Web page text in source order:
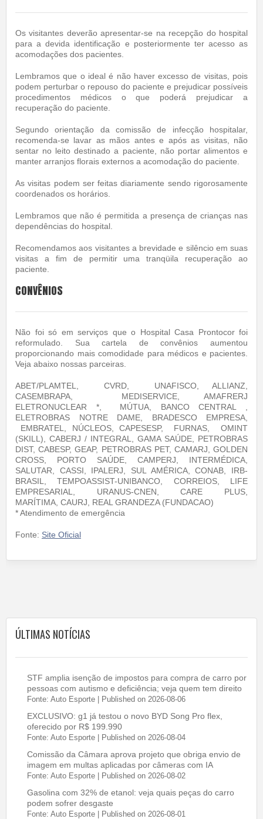
Os visitantes deverão apresentar-se na recepção do hospital
para a devida identificação e posteriormente ter acesso as
acomodações dos pacientes.
Lembramos que o ideal é não haver excesso de visitas, pois
podem perturbar o repouso do paciente e prejudicar possíveis
procedimentos médicos o que poderá prejudicar a
recuperação do paciente.
Segundo orientação da comissão de infecção hospitalar,
recomenda-se lavar as mãos antes e após as visitas, não
sentar no leito destinado a paciente, não portar alimentos e
manter arranjos florais externos a acomodação do paciente.
As visitas podem ser feitas diariamente sendo rigorosamente
coordenados os horários.
Lembramos que não é permitida a presença de crianças nas
dependências do hospital.
Recomendamos aos visitantes a brevidade e silêncio em suas
visitas a fim de permitir uma tranqüila recuperação ao
paciente.
CONVÊNIOS
Não foi só em serviços que o Hospital Casa Prontocor foi
reformulado. Sua cartela de convênios aumentou
proporcionando mais comodidade para médicos e pacientes.
Veja abaixo nossas parceiras.
ABET/PLAMTEL, CVRD, UNAFISCO, ALLIANZ,
CASEMBRAPA, MEDISERVICE, AMAFRERJ
ELETRONUCLEAR *, MÚTUA, BANCO CENTRAL ,
ELETROBRAS NOTRE DAME, BRADESCO EMPRESA,
EMBRATEL, NÚCLEOS, CAPESESP, FURNAS, OMINT
(SKILL), CABERJ / INTEGRAL, GAMA SAÚDE, PETROBRAS
DIST, CABESP, GEAP, PETROBRAS PET, CAMARJ, GOLDEN
CROSS, PORTO SAÚDE, CAMPERJ, INTERMÉDICA,
SALUTAR, CASSI, IPALERJ, SUL AMÉRICA, CONAB, IRB-
BRASIL, TEMPOASSIST-UNIBANCO, CORREIOS, LIFE
EMPRESARIAL, URANUS-CNEN, CARE PLUS,
MARÍTIMA, CAURJ, REAL GRANDEZA (FUNDACAO)
* Atendimento de emergência
Fonte: Site Oficial
ÚLTIMAS NOTÍCIAS
STF amplia isenção de impostos para compra de carro por
pessoas com autismo e deficiência; veja quem tem direito
Fonte: Auto Esporte Published on 2026-08-06
EXCLUSIVO: g1 já testou o novo BYD Song Pro flex,
oferecido por R$ 199.990
Fonte: Auto Esporte Published on 2026-08-04
Comissão da Câmara aprova projeto que obriga envio de
imagem em multas aplicadas por câmeras com IA
Fonte: Auto Esporte Published on 2026-08-02
Gasolina com 32% de etanol: veja quais peças do carro
podem sofrer desgaste
Fonte: Auto Esporte Published on 2026-08-01